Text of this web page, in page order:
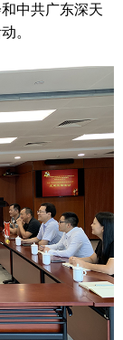
中共广东深天
。